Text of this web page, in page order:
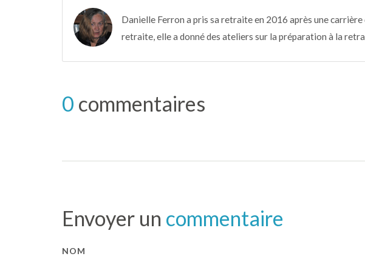
Danielle Ferron a pris sa retraite en 2016 après une
retraite, elle a donné des ateliers sur la préparation à la
0 commentaires
Envoyer un commentaire
NOM